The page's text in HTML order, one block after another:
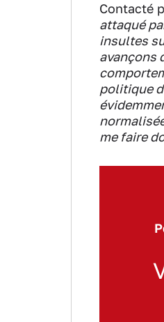
Contacté
attaqué
insultes
avançons
politique
me faire